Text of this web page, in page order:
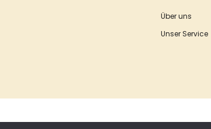
Über uns
Unser Service